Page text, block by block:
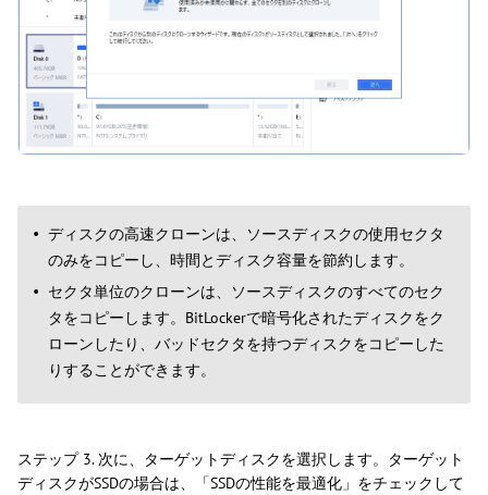
ディスクの高速クローンは、ソースディスクの使用セクタ
のみをコピーし、時間とディスク容量を節約します。
セクタ単位のクローンは、ソースディスクのすべてのセク
タをコピーします。BitLockerで暗号化されたディスクをク
ローンしたり、バッドセクタを持つディスクをコピーした
りすることができます。
ステップ 3. 次に、ターゲットディスクを選択します。ターゲット
ディスクがSSDの場合は、「SSDの性能を最適化」をチェックして